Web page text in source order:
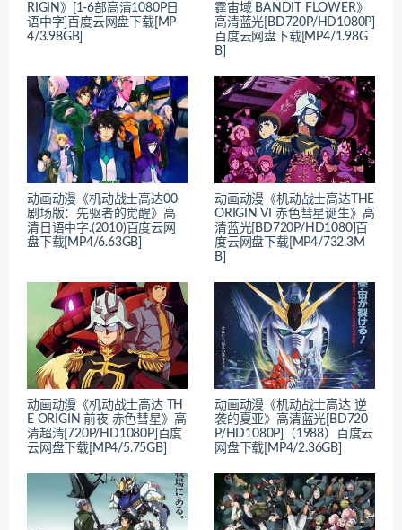
RIGIN》[1-6部高清1080P日
语中字]百度云网盘下载[MP
4/3.98GB]
霆宙域 BANDIT FLOWER》
高清蓝光[BD720P/HD1080P]
百度云网盘下载[MP4/1.98G
B]
动画动漫《机动战士高达00
剧场版：先驱者的觉醒》高
清日语中字.(2010)百度云网
盘下载[MP4/6.63GB]
动画动漫《机动战士高达THE
ORIGIN VI 赤色彗星诞生》高
清蓝光[BD720P/HD1080]百
度云网盘下载[MP4/732.3M
B]
动画动漫《机动战士高达 TH
E ORIGIN 前夜 赤色彗星》高
清超清[720P/HD1080P]百度
云网盘下载[MP4/5.75GB]
动画动漫《机动战士高达 逆
袭的夏亚》高清蓝光[BD720
P/HD1080P]（1988）百度云
网盘下载[MP4/2.36GB]